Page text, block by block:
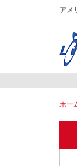
アメ
ホー